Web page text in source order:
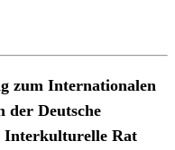
zum Internationalen
der Deutsche
Interkulturelle Rat